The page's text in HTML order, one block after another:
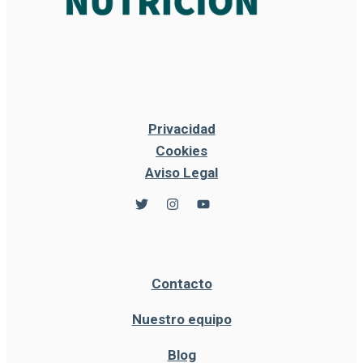
Privacidad
Cookies
Aviso Legal
Contacto
Nuestro equipo
Blog